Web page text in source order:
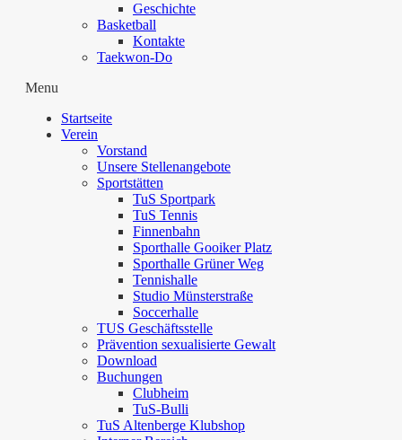
Geschichte
Basketball
Kontakte
Taekwon-Do
Menu
Startseite
Verein
Vorstand
Unsere Stellenangebote
Sportstätten
TuS Sportpark
TuS Tennis
Finnenbahn
Sporthalle Gooiker Platz
Sporthalle Grüner Weg
Tennishalle
Studio Münsterstraße
Soccerhalle
TUS Geschäftsstelle
Prävention sexualisierte Gewalt
Download
Buchungen
Clubheim
TuS-Bulli
TuS Altenberge Klubshop